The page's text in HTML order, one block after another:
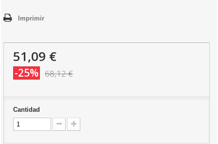
Imprimir
51,09 €
-25% 68,12 €
Cantidad